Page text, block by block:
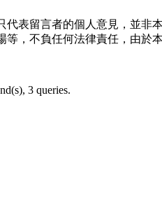
表留言者的個人意見，並
，不負任何法律責任，由
3 queries.